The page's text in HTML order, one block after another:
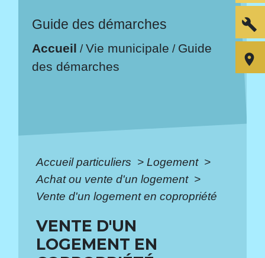
Guide des démarches
Accueil /Vie municipale / Guide
des démarches
Accueil particuliers > Logement >
Achat ou vente d'un logement >
Vente d'un logement en copropriété
VENTE D'UN
LOGEMENT EN
build
room